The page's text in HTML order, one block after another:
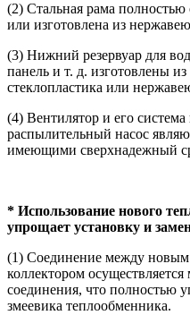
(2) Стальная рама
или изготовлена ​​из
(3) Нижний резервуар для
панель и т. д. изготовлены
стеклопластика или
(4) Вентилятор и его система
распылительный насос
имеющими сверхнадежный
* Использование нового
упрощает установку и
(1) Соединение между новым
коллектором
соединения, что полностью
змеевика теплообменника.